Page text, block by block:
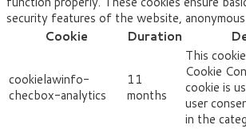
security features of the website,
Cookie
Duration
cookielawinfo-
checbox-analytics
11
months
This
Cookie
cookie is
user
in the